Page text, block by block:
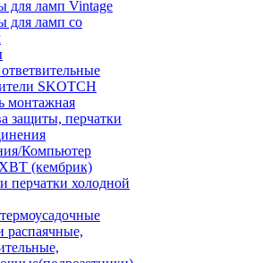
для ламп Vintage
для ламп со
SKOTCH
монтажная
защиты, перчатки
Компьютер
(кембрик)
перчатки холодной
распаячные,